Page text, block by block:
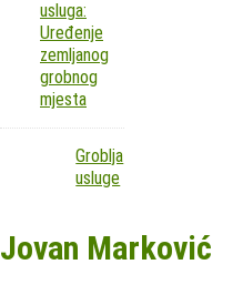
usluga:
Uređenje
zemljanog
grobnog
mjesta
Groblja
usluge
Jovan Marković